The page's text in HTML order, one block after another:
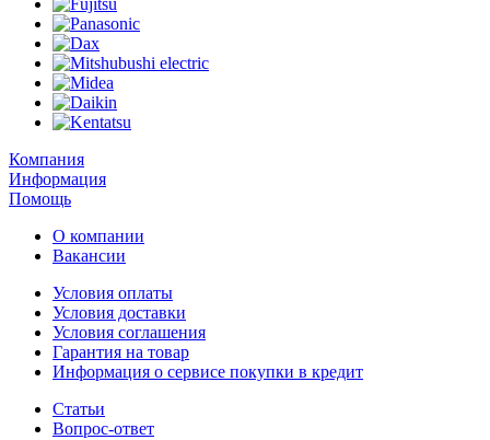
Компания
Информация
Помощь
О компании
Вакансии
Условия оплаты
Условия доставки
Условия соглашения
Гарантия на товар
Информация о сервисе покупки в кредит
Статьи
Вопрос-ответ